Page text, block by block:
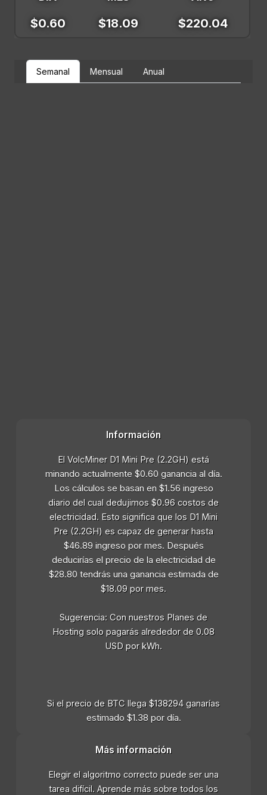
$0.60 $18.09 $220.04
Semanal Mensual Anual
Información
El VolcMiner D1 Mini Pre (2.2GH) está
minando actualmente $0.60 ganancia al día.
Los cálculos se basan en $1.56 ingreso
diario del cual dedujimos $0.96 costos de
electricidad. Esto significa que los D1 Mini
Pre (2.2GH) es capaz de generar hasta
$46.89 ingreso por mes. Después
deducirías el precio de la electricidad de
$28.80 tendrás una ganancia estimada de
$18.09 por mes.
Sugerencia: Con nuestros Planes de
Hosting solo pagarás alrededor de 0.08
USD por kWh.
Si el precio de BTC llega $138294 ganarías
estimado $1.38 por día.
Más información
Elegir el algoritmo correcto puede ser una
tarea difícil. Aprende más sobre todos los